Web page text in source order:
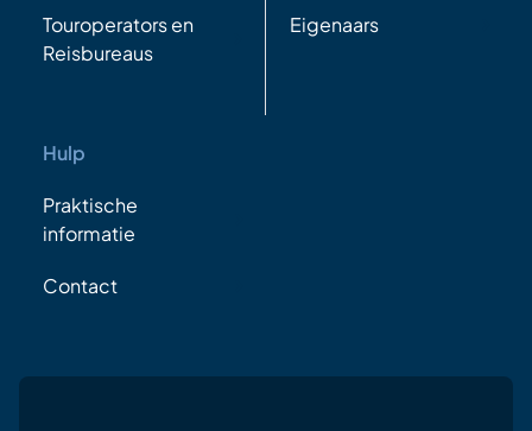
Touroperators en
Reisbureaus
Eigenaars
Hulp
Praktische
informatie
Contact